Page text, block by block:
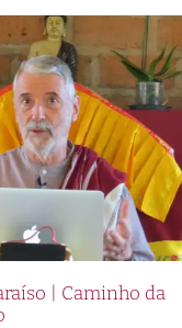
| Caminho da